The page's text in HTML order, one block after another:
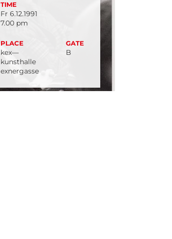
TIME
Fr 6.12.1991
7.00 pm
PLACE
kex—
kunsthalle
exnergasse
GATE
B